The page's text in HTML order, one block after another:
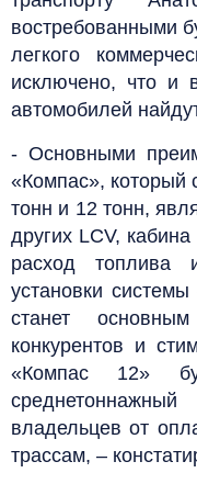
востребованными
легкого
исключено, что и
автомобилей
- Основными
«Компас», который
тонн и 12 тонн,
других LCV,
расход топлива
установки
станет
конкурентов и
«Компас 12»
владельцев от
трассам, –